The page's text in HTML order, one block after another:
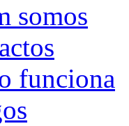
somos
funciona